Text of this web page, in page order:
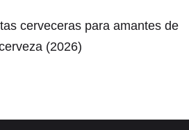
cerveceras para amantes de
(2026)